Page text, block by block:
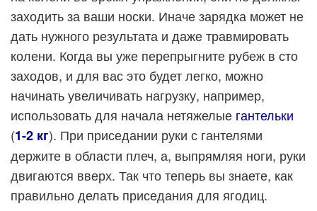
заходить за ваши носки. Иначе зарядка может не
дать нужного результата и даже травмировать
колени. Когда вы уже перепрыгните рубеж в сто
заходов, и для вас это будет легко, можно
начинать увеличивать нагрузку, например,
использовать для начала нетяжелые гантельки
(1-2 кг). При приседании руки с гантелями
держите в области плеч, а, выпрямляя ноги, руки
двигаются вверх. Так что теперь вы знаете, как
правильно делать приседания для ягодиц.